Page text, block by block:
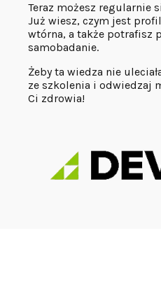
Teraz możesz regularnie
Już wiesz, czym jest
wtórna, a także potrafisz
samobadanie.
​Żeby ta wiedza nie
ze szkolenia i odwiedzaj
Ci zdrowia!